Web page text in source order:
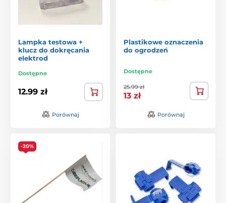
Lampka testowa +
klucz do dokręcania
elektrod
Dostępne
12.99 zł
Porównaj
Plastikowe oznaczenia
do ogrodzeń
Dostępne
25.99 zł
13 zł
Porównaj
-20%